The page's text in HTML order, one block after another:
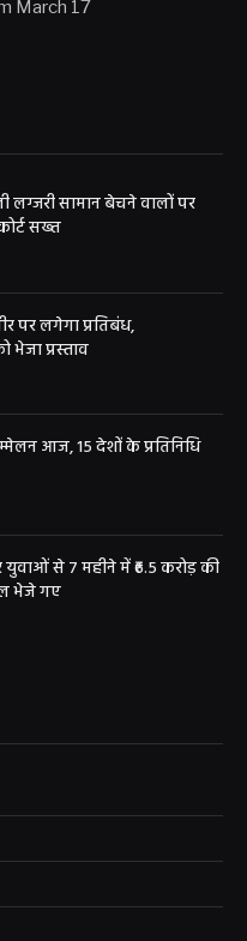
सामान बेचने वालों पर
सख्त
पर लगेगा प्रतिबंध,
प्रस्ताव
आज, 15 देशों के प्रतिनिधि
युवाओं से 7 महीने में ₹6.5 करोड़ की
भेजे गए